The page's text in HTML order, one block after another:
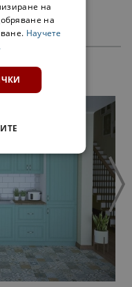
на
на
Научете